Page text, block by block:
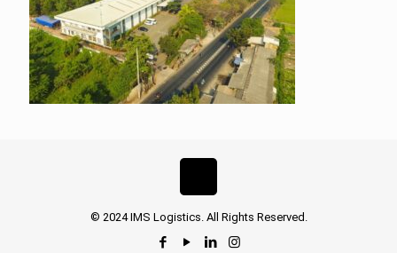
© 2024 IMS Logistics. All Rights Reserved.